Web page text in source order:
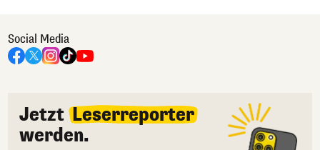
Social Media
Jetzt Leserreporter
werden.